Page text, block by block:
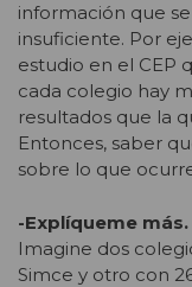
información que
insuficiente. Por
estudio en el CEP
cada colegio hay
resultados que la
Entonces, saber
sobre lo que
-Explíqueme más.
Imagine dos
Simce y otro con